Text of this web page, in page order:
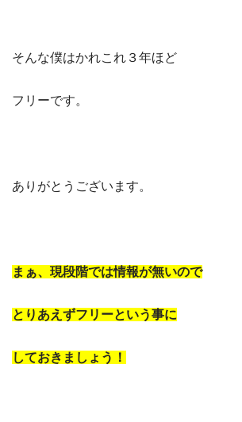
そんな僕はかれこれ３年ほど
フリーです。
ありがとうございます。
まぁ、現段階では情報が無いので
とりあえずフリーという事に
しておきましょう！